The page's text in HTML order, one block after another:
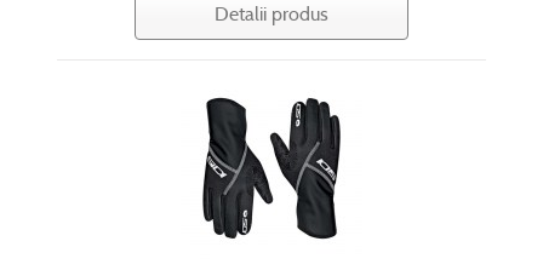
Detalii produs